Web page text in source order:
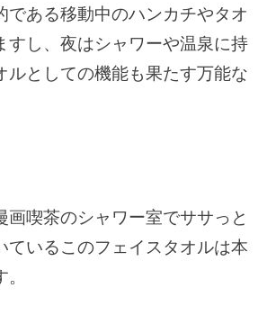
である移動中のハンカチやタオ
すし、夜はシャワーや温泉に持
ルとしての機能も果たす万能な
画喫茶のシャワー室でササっと
ているこのフェイスタオルは本